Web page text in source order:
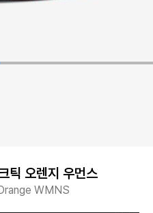
틱 오렌지 우먼스
WMNS